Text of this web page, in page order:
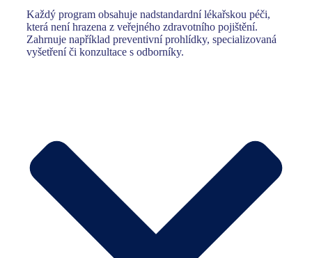
Každý program obsahuje nadstandardní lékařskou péči,
která není hrazena z veřejného zdravotního pojištění.
Zahrnuje například preventivní prohlídky, specializovaná
vyšetření či konzultace s odborníky.